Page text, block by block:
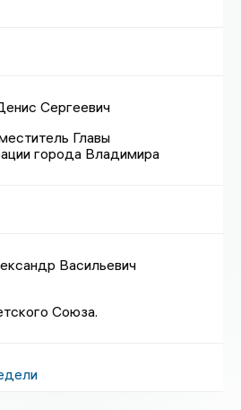
Сергеевич
Главы
города Владимира
Васильевич
Союза.